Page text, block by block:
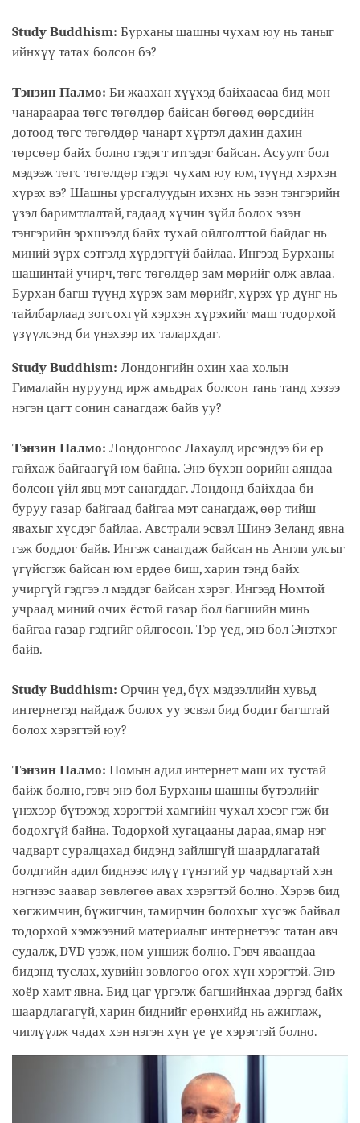
Study Buddhism: Бурханы шашны чухам юу нь таныг
ийнхүү татах болсон бэ?
Тэнзин Палмо: Би жаахан хүүхэд байхаасаа бид мөн
чанараараа төгс төгөлдөр байсан бөгөөд өөрсдийн
дотоод төгс төгөлдөр чанарт хүртэл дахин дахин
төрсөөр байх болно гэдэгт итгэдэг байсан. Асуулт бол
мэдээж төгс төгөлдөр гэдэг чухам юу юм, түүнд хэрхэн
хүрэх вэ? Шашны урсгалуудын ихэнх нь эзэн тэнгэрийн
үзэл баримтлалтай, гадаад хүчин зүйл болох эзэн
тэнгэрийн эрхшээлд байх тухай ойлголттой байдаг нь
миний зүрх сэтгэлд хүрдэггүй байлаа. Ингээд Бурханы
шашинтай учирч, төгс төгөлдөр зам мөрийг олж авлаа.
Бурхан багш түүнд хүрэх зам мөрийг, хүрэх үр дүнг нь
тайлбарлаад зогсохгүй хэрхэн хүрэхийг маш тодорхой
үзүүлсэнд би үнэхээр их талархдаг.
Study Buddhism: Лондонгийн охин хаа холын
Гималайн нуруунд ирж амьдрах болсон тань танд хэзээ
нэгэн цагт сонин санагдаж байв уу?
Тэнзин Палмо: Лондонгоос Лахаулд ирсэндээ би ер
гайхаж байгаагүй юм байна. Энэ бүхэн өөрийн аяндаа
болсон үйл явц мэт санагддаг. Лондонд байхдаа би
буруу газар байгаад байгаа мэт санагдаж, өөр тийш
явахыг хүсдэг байлаа. Австрали эсвэл Шинэ Зеланд явна
гэж боддог байв. Ингэж санагдаж байсан нь Англи улсыг
үгүйсгэж байсан юм ердөө биш, харин тэнд байх
учиргүй гэдгээ л мэддэг байсан хэрэг. Ингээд Номтой
учраад миний очих ёстой газар бол багшийн минь
байгаа газар гэдгийг ойлгосон. Тэр үед, энэ бол Энэтхэг
байв.
Study Buddhism: Орчин үед, бүх мэдээллийн хувьд
интернетэд найдаж болох уу эсвэл бид бодит багштай
болох хэрэгтэй юу?
Тэнзин Палмо: Номын адил интернет маш их тустай
байж болно, гэвч энэ бол Бурханы шашны бүтээлийг
үнэхээр бүтээхэд хэрэгтэй хамгийн чухал хэсэг гэж би
бодохгүй байна. Тодорхой хугацааны дараа, ямар нэг
чадварт суралцахад бидэнд зайлшгүй шаардлагатай
болдгийн адил биднээс илүү гүнзгий ур чадвартай хэн
нэгнээс заавар зөвлөгөө авах хэрэгтэй болно. Хэрэв бид
хөгжимчин, бүжигчин, тамирчин болохыг хүсэж байвал
тодорхой хэмжээний материалыг интернетээс татан авч
судалж, DVD үзэж, ном уншиж болно. Гэвч яваандаа
бидэнд туслах, хувийн зөвлөгөө өгөх хүн хэрэгтэй. Энэ
хоёр хамт явна. Бид цаг үргэлж багшийнхаа дэргэд байх
шаардлагагүй, харин биднийг ерөнхийд нь ажиглаж,
чиглүүлж чадах хэн нэгэн хүн үе үе хэрэгтэй болно.